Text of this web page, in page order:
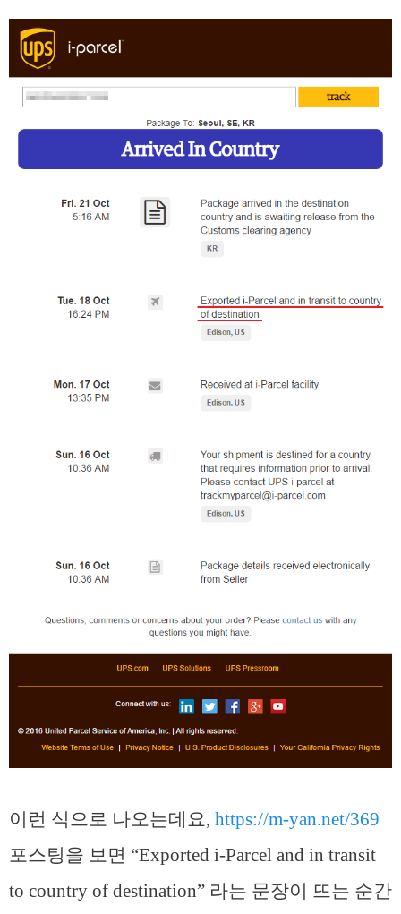
이런 식으로 나오는데요, https://m-yan.net/369
포스팅을 보면 “Exported i-Parcel and in transit
to country of destination” 라는 문장이 뜨는 순간